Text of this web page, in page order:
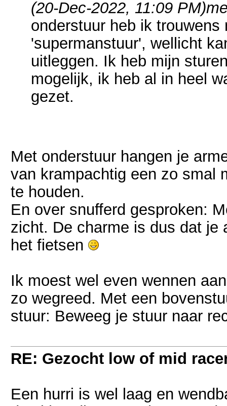
(20-Dec-2022, 11:09 PM)
onderstuur heb ik
'supermanstuur', wellicht
uitleggen. Ik heb mijn
mogelijk, ik heb al in heel
gezet.
Met onderstuur hangen je
van krampachtig een zo smal
te houden.
En over snufferd gesproken:
zicht. De charme is dus dat je
het fietsen
Ik moest wel even wennen
zo wegreed. Met een
stuur: Beweeg je stuur naar
RE: Gezocht low of mid
Een hurri is wel laag en